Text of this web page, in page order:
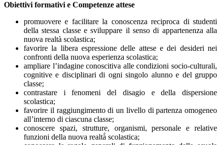
Obiettivi formativi e Competenze attese
promuovere e facilitare la conoscenza reciproca di studenti
della stessa classe e sviluppare il senso di appartenenza alla
nuova realtà scolastica;
favorire la libera espressione delle attese e dei desideri nei
confronti della nuova esperienza scolastica;
ampliare l’indagine conoscitiva alle condizioni socio-culturali,
cognitive e disciplinari di ogni singolo alunno e del gruppo
classe;
contrastare i fenomeni del disagio e della dispersione
scolastica;
favorire il raggiungimento di un livello di partenza omogeneo
all’interno di ciascuna classe;
conoscere spazi, strutture, organismi, personale e relative
funzioni della nuova realtà̀ scolastica;